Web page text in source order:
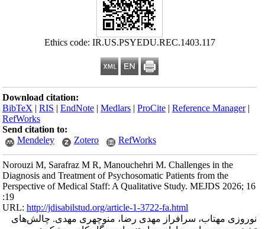
Ethics code: IR.US.PSYEDU.REC.1403.117
Download citation:
BibTeX |RIS |EndNote |Medlars |ProCite |Reference Manager
RefWorks
Send citation to:
Mendeley
Zotero RefWorks
Norouzi M, Sarafraz M R, Manouchehri M. Challenges in the
Diagnosis and Treatment of Psychosomatic Patients from the
Perspective of Medical Staff: A Qualitative Study. MEJDS 2026; 16
:19
URL:http://jdisabilstud.org/article-1-3722-fa.html
نوروزی مهتاب، سرافراز مهدی رضا، منوچهری مهدی. چالش‌های